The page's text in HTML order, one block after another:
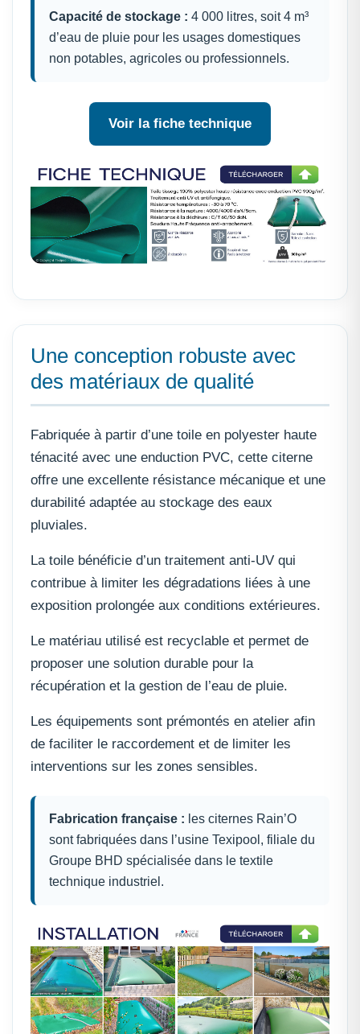
Capacité de stockage : 4 000 litres, soit 4 m³
d’eau de pluie pour les usages domestiques
non potables, agricoles ou professionnels.
Voir la fiche technique
Une conception robuste avec
des matériaux de qualité
Fabriquée à partir d’une toile en polyester haute
ténacité avec une enduction PVC, cette citerne
offre une excellente résistance mécanique et une
durabilité adaptée au stockage des eaux
pluviales.
La toile bénéficie d’un traitement anti-UV qui
contribue à limiter les dégradations liées à une
exposition prolongée aux conditions extérieures.
Le matériau utilisé est recyclable et permet de
proposer une solution durable pour la
récupération et la gestion de l’eau de pluie.
Les équipements sont prémontés en atelier afin
de faciliter le raccordement et de limiter les
interventions sur les zones sensibles.
Fabrication française : les citernes Rain’O
sont fabriquées dans l’usine Texipool, filiale du
Groupe BHD spécialisée dans le textile
technique industriel.